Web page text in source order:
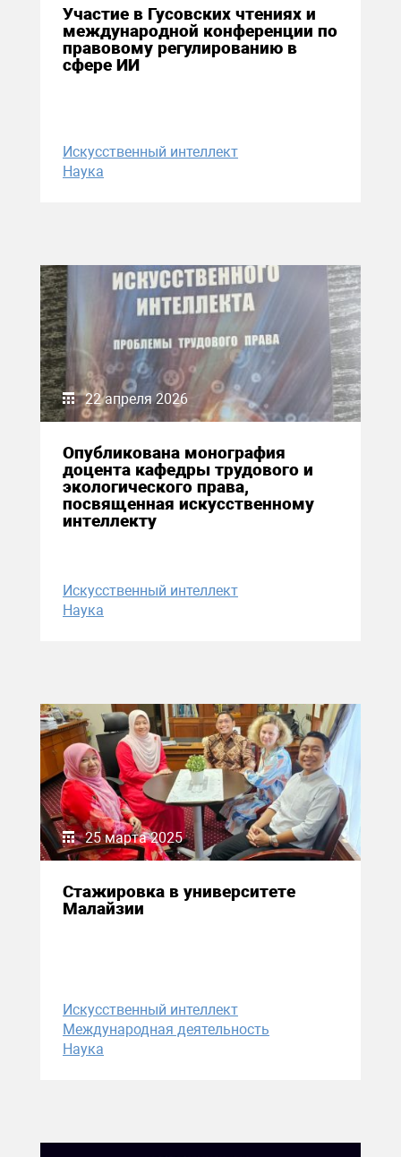
Участие в Гусовских чтениях и
международной конференции по
правовому регулированию в
сфере ИИ
Искусственный интеллект
Наука
22 апреля 2026
Опубликована монография
доцента кафедры трудового и
экологического права,
посвященная искусственному
интеллекту
Искусственный интеллект
Наука
25 марта 2025
Стажировка в университете
Малайзии
Искусственный интеллект
Международная деятельность
Наука